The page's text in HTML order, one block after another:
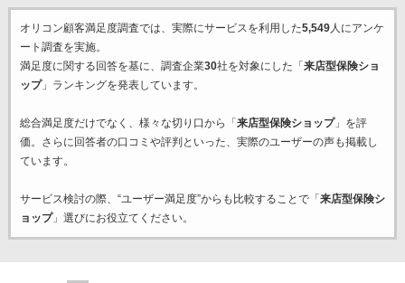
オリコン顧客満足度調査では、実際にサービスを利用した5,549人にアンケ
ート調査を実施。
満足度に関する回答を基に、調査企業30社を対象にした「 来店型保険ショ
ップ」ランキングを発表しています。
総合満足度だけでなく、様々な切り口から「 来店型保険ショップ」を評
価。さらに回答者の口コミや評判といった、実際のユーザーの声も掲載し
ています。
サービス検討の際、“ユーザー満足度”からも比較することで「 来店型保険シ
ョップ」選びにお役立てください。